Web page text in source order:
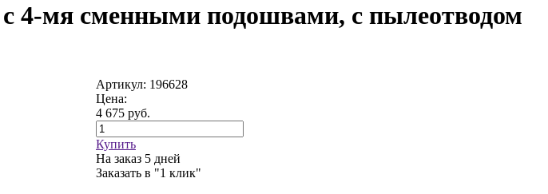
4-мя сменными подошвами, с пылеотводом
Артикул: 196628
Цена:
4 675 руб.
Купить
На заказ 5 дней
Заказать в "1 клик"